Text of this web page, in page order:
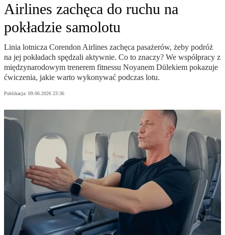
Airlines zachęca do ruchu na
pokładzie samolotu
Linia lotnicza Corendon Airlines zachęca pasażerów, żeby podróż
na jej pokładach spędzali aktywnie. Co to znaczy? We współpracy z
międzynarodowym trenerem fitnessu Noyanem Dülekiem pokazuje
ćwiczenia, jakie warto wykonywać podczas lotu.
Publikacja: 09.06.2026 23:36